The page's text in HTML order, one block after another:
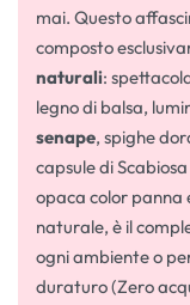
mai. Questo
composto
naturali:
legno di balsa,
senape, spighe
capsule di
opaca color panna
naturale, è il
ogni ambiente o
duraturo (Zero